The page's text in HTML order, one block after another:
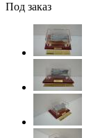
Под заказ